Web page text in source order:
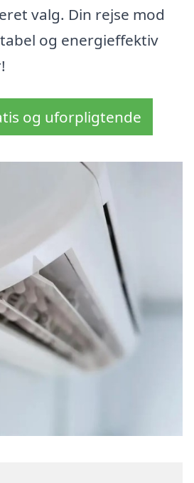
valg. Din rejse mod
og energieffektiv
og uforpligtende